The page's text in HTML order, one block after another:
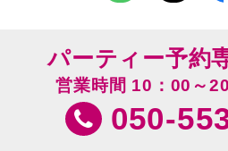
パーティー予約
営業時間 10：00～
050-